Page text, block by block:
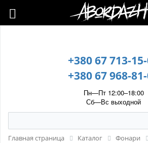
🇺🇦 У зв’язку з воєнним станом,
наявність у менеджера.
+380 67 713-
+380 67 968-
Пн—Пт 12:00–18:00
Сб—Вс выходной
Главная страница Каталог Фонари